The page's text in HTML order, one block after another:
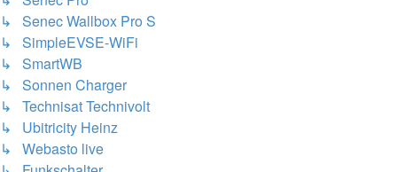
↳ Senec Wallbox Pro S
↳ SimpleEVSE-WiFi
↳ SmartWB
↳ Sonnen Charger
↳ Technisat Technivolt
↳ Ubitricity Heinz
↳ Webasto live